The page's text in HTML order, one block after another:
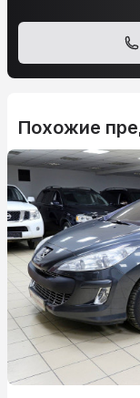
Похожие